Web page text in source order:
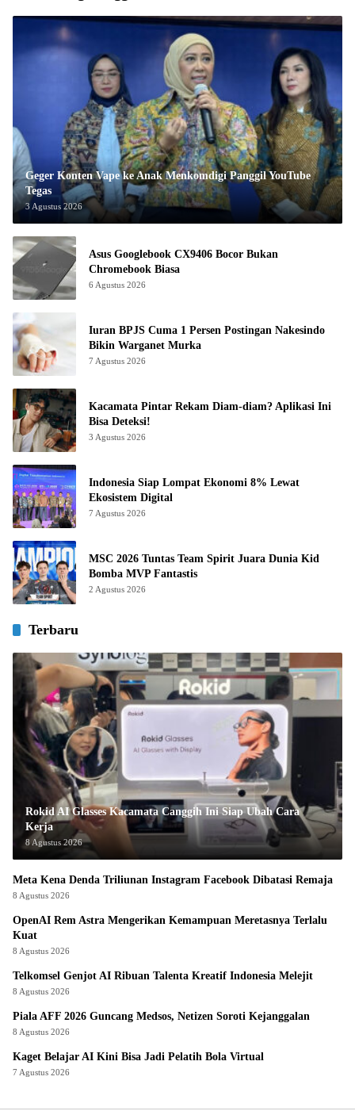
Geger Konten Vape ke Anak Menkomdigi Panggil YouTube
Tegas
3 Agustus 2026
Asus Googlebook CX9406 Bocor Bukan
Chromebook Biasa
6 Agustus 2026
Iuran BPJS Cuma 1 Persen Postingan Nakesindo
Bikin Warganet Murka
7 Agustus 2026
Kacamata Pintar Rekam Diam-diam? Aplikasi Ini
Bisa Deteksi!
3 Agustus 2026
Indonesia Siap Lompat Ekonomi 8% Lewat
Ekosistem Digital
7 Agustus 2026
MSC 2026 Tuntas Team Spirit Juara Dunia Kid
Bomba MVP Fantastis
2 Agustus 2026
Terbaru
Rokid AI Glasses Kacamata Canggih Ini Siap Ubah Cara
Kerja
8 Agustus 2026
Meta Kena Denda Triliunan Instagram Facebook Dibatasi Remaja
8 Agustus 2026
OpenAI Rem Astra Mengerikan Kemampuan Meretasnya Terlalu
Kuat
8 Agustus 2026
Telkomsel Genjot AI Ribuan Talenta Kreatif Indonesia Melejit
8 Agustus 2026
Piala AFF 2026 Guncang Medsos, Netizen Soroti Kejanggalan
8 Agustus 2026
Kaget Belajar AI Kini Bisa Jadi Pelatih Bola Virtual
7 Agustus 2026